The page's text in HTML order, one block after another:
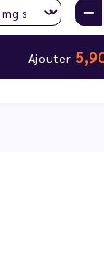
Ajouter